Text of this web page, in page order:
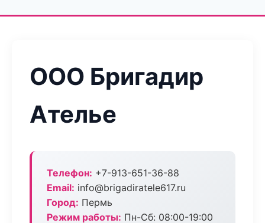
ООО Бригадир
Ателье
Телефон: +7-913-651-36-88
Email: info@brigadiratele617.ru
Город: Пермь
Режим работы: Пн-Сб: 08:00-19:00